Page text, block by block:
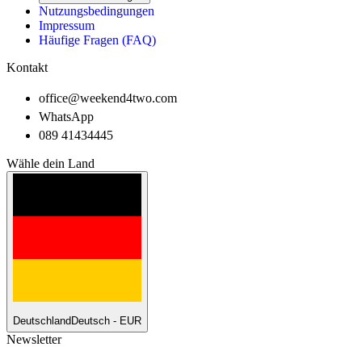
Nutzungsbedingungen
Impressum
Häufige Fragen (FAQ)
Kontakt
office@weekend4two.com
WhatsApp
089 41434445
Wähle dein Land
DeutschlandDeutsch - EUR
Newsletter